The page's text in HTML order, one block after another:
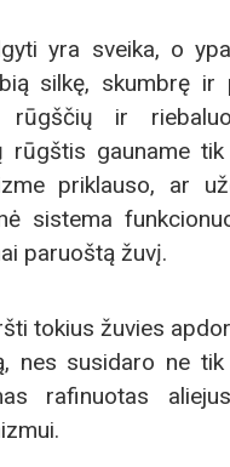
yra sveika, o
silkę, skumbrę
rūgščių ir
rūgštis gauname
priklauso, ar
sistema
paruoštą žuvį.
tokius žuvies
nes susidaro ne
rafinuotas